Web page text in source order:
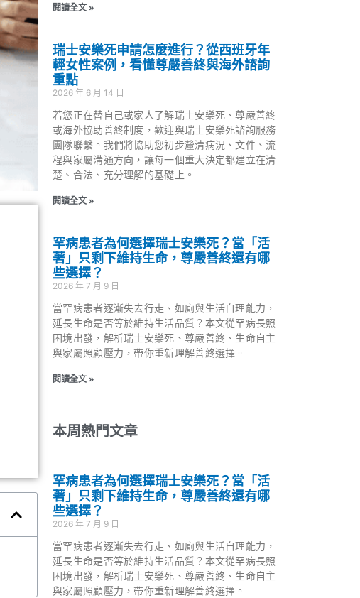
閱讀全文 »
瑞士安樂死申請怎麼進行？從西班牙年
輕女性案例，看懂尊嚴善終與海外諮詢
重點
2026 年 6 月 14 日
若您正在替自己或家人了解瑞士安樂死、尊嚴善終
或海外協助善終制度，歡迎與瑞士安樂死諮詢服務
團隊聯繫。我們將協助您初步釐清病況、文件、流
程與家屬溝通方向，讓每一個重大決定都建立在清
楚、合法、充分理解的基礎上。
閱讀全文 »
罕病患者為何選擇瑞士安樂死？當「活
著」只剩下維持生命，尊嚴善終還有哪
些選擇？
2026 年 7 月 9 日
當罕病患者逐漸失去行走、如廁與生活自理能力，
延長生命是否等於維持生活品質？本文從罕病長照
困境出發，解析瑞士安樂死、尊嚴善終、生命自主
與家屬照顧壓力，帶你重新理解善終選擇。
閱讀全文 »
本周熱門文章
罕病患者為何選擇瑞士安樂死？當「活
著」只剩下維持生命，尊嚴善終還有哪
些選擇？
2026 年 7 月 9 日
當罕病患者逐漸失去行走、如廁與生活自理能力，
延長生命是否等於維持生活品質？本文從罕病長照
困境出發，解析瑞士安樂死、尊嚴善終、生命自主
與家屬照顧壓力，帶你重新理解善終選擇。